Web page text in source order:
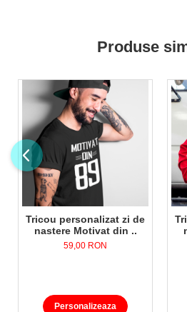
Produse
Tricou personalizat zi de
nastere Motivat din ..
59,00 RON
Personalizeaza